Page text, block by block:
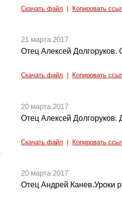
Скачать файл Копировать
21 марта 2017
Отец Алексей Долгоруков.
Скачать файл Копировать
20 марта 2017
Отец Алексей Долгоруков.
Скачать файл Копировать
20 марта 2017
Отец Андрей Канев.Уроки